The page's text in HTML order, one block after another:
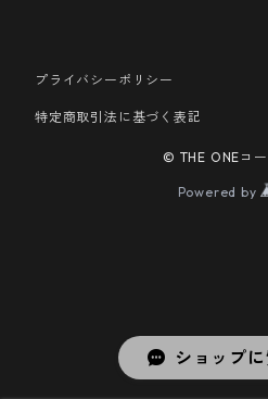
ショップ
メンテナンス用品
プライバシーポリシー
特定商取引法に基づく表記
© THE ONEコ
Powered by